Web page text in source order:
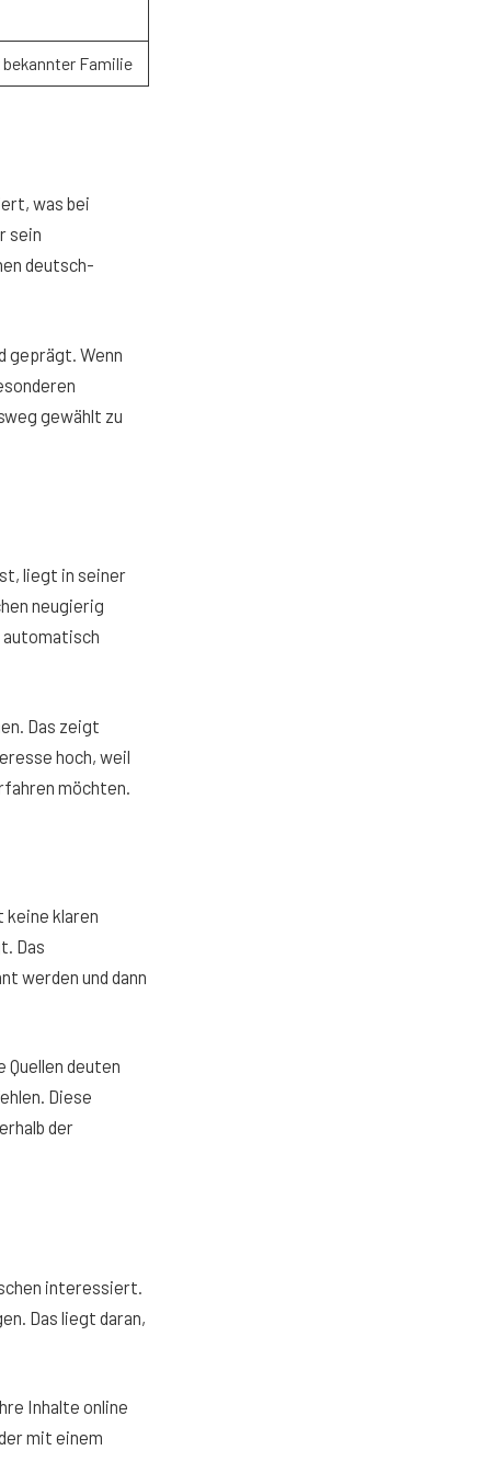
Familie
was bei
sein
deutsch-
geprägt. Wenn
gewählt zu
liegt in seiner
neugierig
automatisch
Das zeigt
hoch, weil
möchten.
keine klaren
Das
werden und dann
deuten
Diese
der
interessiert.
Das liegt daran,
Inhalte online
mit einem